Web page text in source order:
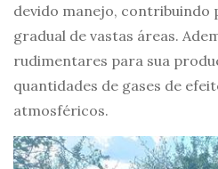
devido manejo, contribuindo
gradual de vastas áreas.
rudimentares para sua
quantidades de gases de
atmosféricos.